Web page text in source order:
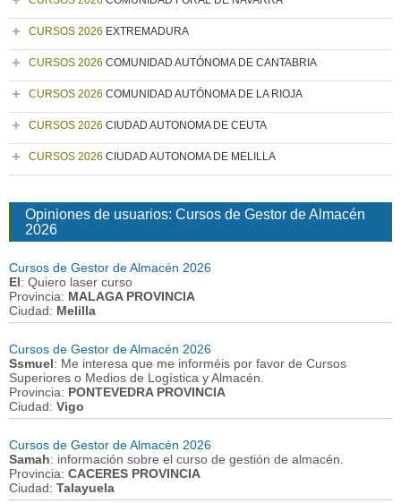
CURSOS 2026 EXTREMADURA
CURSOS 2026 COMUNIDAD AUTÓNOMA DE CANTABRIA
CURSOS 2026 COMUNIDAD AUTÓNOMA DE LA RIOJA
CURSOS 2026 CIUDAD AUTONOMA DE CEUTA
CURSOS 2026 CIUDAD AUTONOMA DE MELILLA
Opiniones de usuarios: Cursos de Gestor de Almacén
2026
Cursos de Gestor de Almacén 2026
El: Quiero laser curso
Provincia: MALAGA PROVINCIA
Ciudad: Melilla
Cursos de Gestor de Almacén 2026
Ssmuel: Me interesa que me informéis por favor de Cursos
Superiores o Medios de Logística y Almacén.
Provincia: PONTEVEDRA PROVINCIA
Ciudad: Vigo
Cursos de Gestor de Almacén 2026
Samah: información sobre el curso de gestión de almacén.
Provincia: CACERES PROVINCIA
Ciudad: Talayuela